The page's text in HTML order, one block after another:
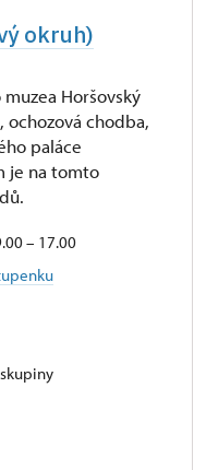
okruh)
Horšovský
ochozová chodba,
paláce
je na tomto
– 17.00